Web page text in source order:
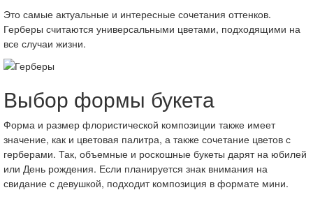
Это самые актуальные и интересные сочетания оттенков.
Герберы считаются универсальными цветами, подходящими на
все случаи жизни.
Выбор формы букета
Форма и размер флористической композиции также имеет
значение, как и цветовая палитра, а также сочетание цветов с
герберами. Так, объемные и роскошные букеты дарят на юбилей
или День рождения. Если планируется знак внимания на
свидание с девушкой, подходит композиция в формате мини.